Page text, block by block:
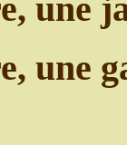
une
une